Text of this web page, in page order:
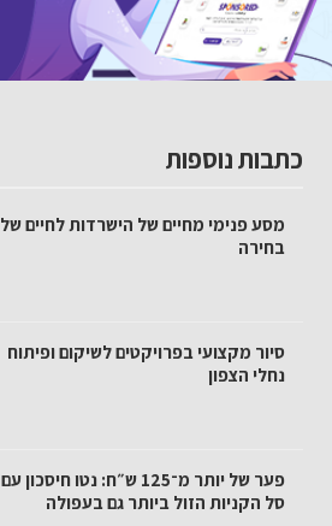
כתבות נוספות
מסע פנימי מחיים של הישרדות לחיים של
בחירה
סיור מקצועי בפרויקטים לשיקום ופיתוח
נחלי הצפון
פער של יותר מ־125 ש״ח: נטו חיסכון עם
סל הקניות הזול ביותר גם בעפולה